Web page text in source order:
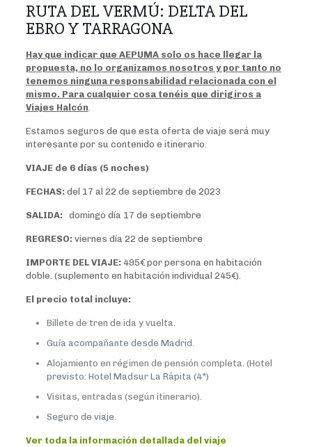
RUTA DEL VERMÚ: DELTA DEL
EBRO Y TARRAGONA
Hay que indicar que AEPUMA solo os hace llegar la
propuesta, no lo organizamos nosotros y por tanto no
tenemos ninguna responsabilidad relacionada con el
mismo. Para cualquier cosa tenéis que dirigiros a
Viajes Halcón.
Estamos seguros de que esta oferta de viaje será muy
interesante por su contenido e itinerario.
VIAJE de 6 días (5 noches)
FECHAS: del 17 al 22 de septiembre de 2023
SALIDA: domingo día 17 de septiembre
REGRESO: viernes día 22 de septiembre
IMPORTE DEL VIAJE: 495€ por persona en habitación
doble. (suplemento en habitación individual 245€).
El precio total incluye:
Billete de tren de ida y vuelta.
Guía acompañante desde Madrid.
Alojamiento en régimen de pensión completa. (Hotel
previsto: Hotel Madsur La Rápita (4*)
Visitas, entradas (según itinerario).
Seguro de viaje.
Ver toda la información detallada del viaje